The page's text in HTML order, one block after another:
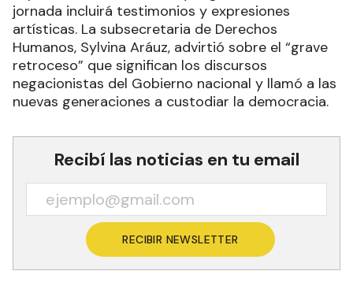
jornada incluirá testimonios y expresiones
artísticas. La subsecretaria de Derechos
Humanos, Sylvina Aráuz, advirtió sobre el “grave
retroceso” que significan los discursos
negacionistas del Gobierno nacional y llamó a las
nuevas generaciones a custodiar la democracia.
Recibí las noticias en tu email
RECIBIR NEWSLETTER